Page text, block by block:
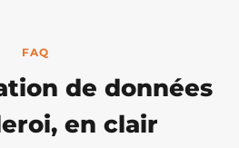
FAQ
de données
en clair